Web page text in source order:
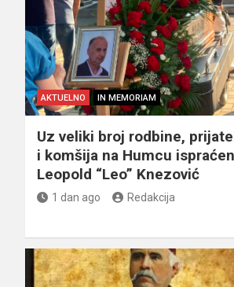
AKTUELNO IN MEMORIAM
Uz veliki broj rodbine,
i komšija na Humcu ispraćen
Leopold “Leo” Knezović
1 dan ago Redakcija